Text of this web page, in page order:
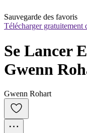
Sauvegarde des favoris
Télécharger gratuitement
Se Lancer
Gwenn
Gwenn Rohart